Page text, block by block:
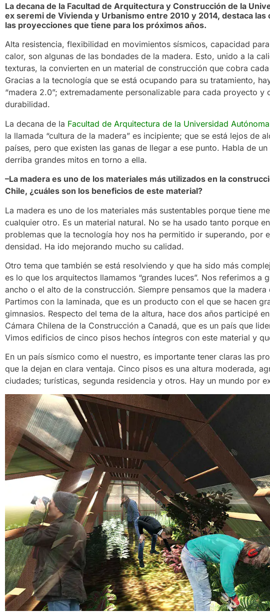
La decana de la Facultad de Arquitectura y Construcción de la
ex seremi de Vivienda y Urbanismo entre 2010 y 2014, destaca
las proyecciones que tiene para los próximos años.
Alta resistencia, flexibilidad en movimientos sísmicos, capacidad
calor, son algunas de las bondades de la madera. Esto, unido a la
texturas, la convierten en un material de construcción que cobra
Gracias a la tecnología que se está ocupando para su tratamiento,
“madera 2.0”; extremadamente personalizable para cada proyecto y
durabilidad.
La decana de la Facultad de Arquitectura de la Universidad
la llamada “cultura de la madera” es incipiente; que se está lejos de
países, pero que existen las ganas de llegar a ese punto. Habla de
derriba grandes mitos en torno a ella.
–La madera es uno de los materiales más utilizados en la
Chile, ¿cuáles son los beneficios de este material?
La madera es uno de los materiales más sustentables porque tiene
cualquier otro. Es un material natural. No se ha usado tanto porque
problemas que la tecnología hoy nos ha permitido ir superando, por
densidad. Ha ido mejorando mucho su calidad.
Otro tema que también se está resolviendo y que ha sido más
es lo que los arquitectos llamamos “grandes luces”. Nos referimos a
ancho o el alto de la construcción. Siempre pensamos que la
Partimos con la laminada, que es un producto con el que se hacen
gimnasios. Respecto del tema de la altura, hace dos años participé
Cámara Chilena de la Construcción a Canadá, que es un país que
Vimos edificios de cinco pisos hechos íntegros con este material y
En un país sísmico como el nuestro, es importante tener claras las
que la dejan en clara ventaja. Cinco pisos es una altura moderada,
ciudades; turísticas, segunda residencia y otros. Hay un mundo por